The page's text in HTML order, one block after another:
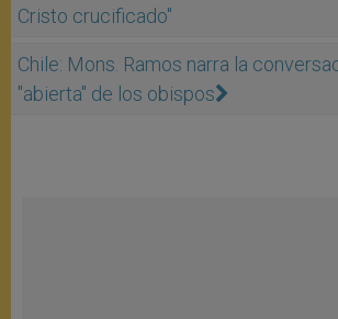
Cristo crucificado"
Chile: Mons. Ramos narra la
"abierta" de los obispos